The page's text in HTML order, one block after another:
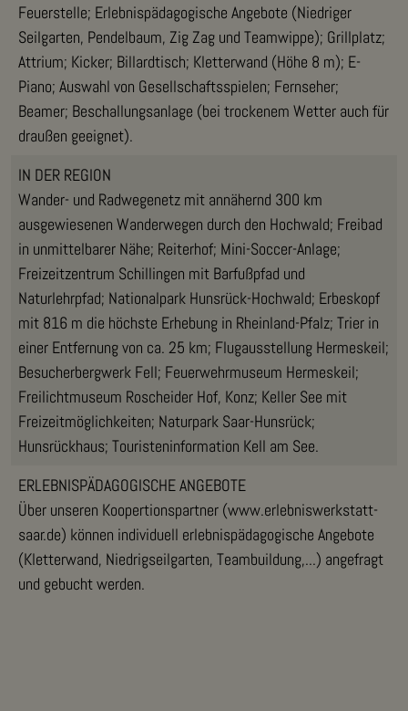
Feuerstelle; Erlebnispädagogische Angebote (Niedriger
Seilgarten, Pendelbaum, Zig Zag und Teamwippe); Grillplatz;
Attrium; Kicker; Billardtisch; Kletterwand (Höhe 8 m); E-
Piano; Auswahl von Gesellschaftsspielen; Fernseher;
Beamer; Beschallungsanlage (bei trockenem Wetter auch für
draußen geeignet).
IN DER REGION
Wander- und Radwegenetz mit annähernd 300 km
ausgewiesenen Wanderwegen durch den Hochwald; Freibad
in unmittelbarer Nähe; Reiterhof; Mini-Soccer-Anlage;
Freizeitzentrum Schillingen mit Barfußpfad und
Naturlehrpfad; Nationalpark Hunsrück-Hochwald; Erbeskopf
mit 816 m die höchste Erhebung in Rheinland-Pfalz; Trier in
einer Entfernung von ca. 25 km; Flugausstellung Hermeskeil;
Besucherbergwerk Fell; Feuerwehrmuseum Hermeskeil;
Freilichtmuseum Roscheider Hof, Konz; Keller See mit
Freizeitmöglichkeiten; Naturpark Saar-Hunsrück;
Hunsrückhaus; Touristeninformation Kell am See.
ERLEBNISPÄDAGOGISCHE ANGEBOTE
Über unseren Koopertionspartner (www.erlebniswerkstatt-
saar.de) können individuell erlebnispädagogische Angebote
(Kletterwand, Niedrigseilgarten, Teambuildung,...) angefragt
und gebucht werden.